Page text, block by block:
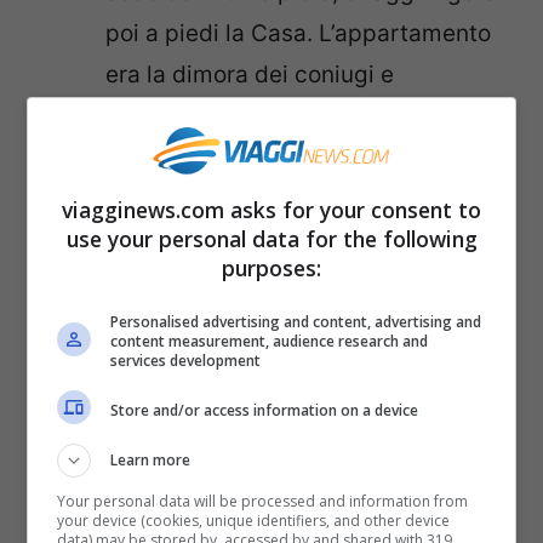
poi a piedi la Casa. L’appartamento
era la dimora dei coniugi e
Marieda Di Stefano e offre un’ampia
raccolta di opere d’arte italiane del
‘900 di autori quali Sironi, Boccioni,
De Chirico, Morandi, De Pisis e
Fontana. Prenotazione consigliata:
amicicasaboschidistefanomtre@gm
ail.com.
mostra dedicata alla pittrice
viagginews.com asks for your consent to
use your personal data for the following
purposes:
Personalised advertising and content, advertising and
content measurement, audience research and
services development
Store and/or access information on a device
Learn more
Your personal data will be processed and information from
your device (cookies, unique identifiers, and other device